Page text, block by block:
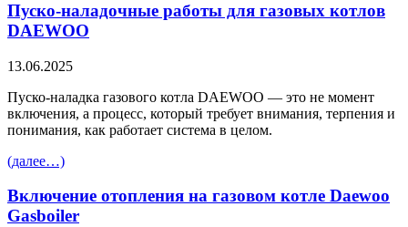
Пуско-наладочные работы для газовых котлов
DAEWOO
13.06.2025
Пуско-наладка газового котла DAEWOO — это не момент
включения, а процесс, который требует внимания, терпения и
понимания, как работает система в целом.
(далее…)
Включение отопления на газовом котле Daewoo
Gasboiler